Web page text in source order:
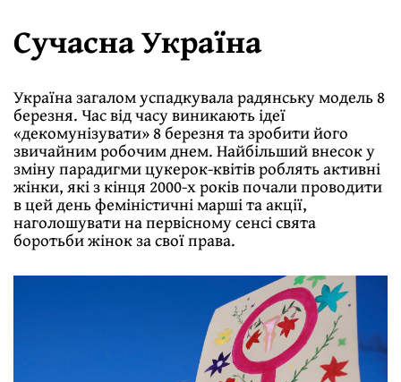
Сучасна Україна
Україна загалом успадкувала радянську модель 8
березня. Час вiд часу виникають iдеї
«декомунiзувати» 8 березня та зробити його
звичайним робочим днем. Найбiльший внесок у
змiну парадигми цукерок-квiтiв роблять активнi
жiнки, якi з кiнця 2000-х рокiв почали проводити
в цей день фемiнiстичнi маршi та акцiї,
наголошувати на первiсному сенсi свята
боротьби жiнок за свої права.